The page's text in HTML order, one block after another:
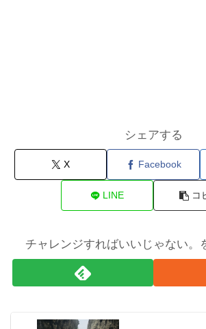
シェアする
X Facebook
LINE コ
チャレンジすればいいじゃない。